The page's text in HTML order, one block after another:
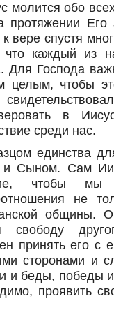
молится обо
протяжении Его
к вере спустя
каждый из
Для Господа
целым, чтобы
в
среди нас.
единства
Сыном. Сам
чтобы мы
не
общины.
свободу
принять его с
сторонами и
и беды, победы
проявить